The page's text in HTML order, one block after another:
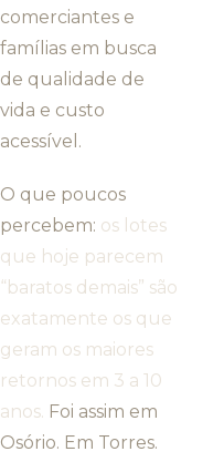
comerciantes e
famílias em busca
de qualidade de
vida e custo
acessível.
O que poucos
percebem: os lotes
que hoje parecem
“baratos demais” são
exatamente os que
geram os maiores
retornos em 3 a 10
anos. Foi assim em
Osório. Em Torres.